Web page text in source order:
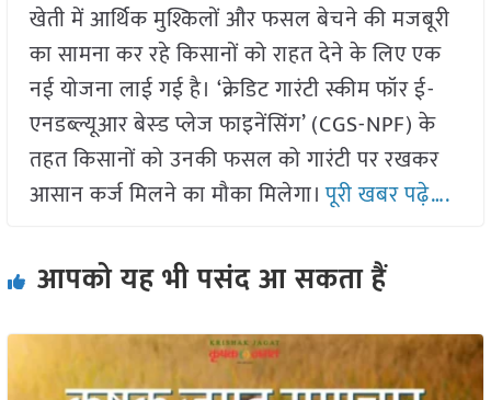
खेती में आर्थिक मुश्किलों और फसल बेचने की मजबूरी
का सामना कर रहे किसानों को राहत देने के लिए एक
नई योजना लाई गई है। ‘क्रेडिट गारंटी स्कीम फॉर ई-
एनडब्ल्यूआर बेस्ड प्लेज फाइनेंसिंग’ (CGS-NPF) के
तहत किसानों को उनकी फसल को गारंटी पर रखकर
आसान कर्ज मिलने का मौका मिलेगा।पूरी खबर पढ़े….
आपको यह भी पसंद आ सकता हैं